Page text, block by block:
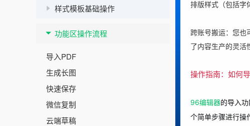
样式模板基础操作
功能区操作流程
导入PDF
生成长图
快速保存
微信复制
云端草稿
排版样式（包括字
跨账号搬运：您也
了内容生产的灵活
操作指南：如何
96编辑器的导入
个简单步骤进行操